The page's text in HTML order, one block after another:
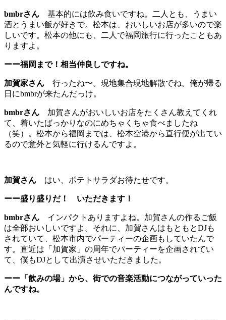
bmbrさん 基本的には飲み食いですね。二人とも、うまい
酒とうまい飯が好きで。松本は、おいしいお店が多いので楽
しいです。松本の他にも、二人で福岡旅行に行ったこともあ
りますよ。
ーー福岡まで！相当仲良しですね。
加賀家さん 行ったね〜。現地集合現地解散でね。俺が帰る
日にbmbrが来たんだっけ。
bmbrさん 加賀さんがおいしいお店をたくさん教えてくれ
て、着いたばっかりなのにめちゃくちゃ食べましたね
（笑）。松本から福岡までは、松本空港から直行便が出てい
るので意外と気軽に行けるんですよ。
加賀さん はい、ポテトサラダお待たせです。
ーー盛り盛りだ！ いただきます！
bmbrさん インパクトありますよね。加賀さんの作るご飯
は全部おいしいですよ。それに、加賀さんはもともとDJも
されていて、松本市内でパーティーの企画もしていたんで
す。直近は「加賀家」の周年でパーティーを企画されてい
て、僕もDJとして出演させいただきました。
ーー「飲みの場」から、街での音楽活動につながっていった
んですね。